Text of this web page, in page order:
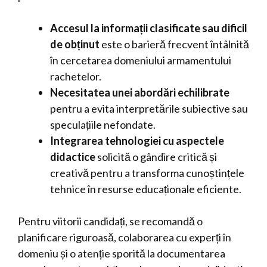
Accesul la informații clasificate sau dificil
de obținut este o barieră frecvent întâlnită
în cercetarea domeniului armamentului
rachetelor.
Necesitatea unei abordări echilibrate
pentru a evita interpretările subiective sau
speculațiile nefondate.
Integrarea tehnologiei cu aspectele
didacticesolicită o gândire critică și
creativă pentru a transforma cunoștințele
tehnice în resurse educaționale eficiente.
Pentru viitorii candidați, se recomandă o
planificare riguroasă, colaborarea cu experți în
domeniu și o atenție sporită la documentarea